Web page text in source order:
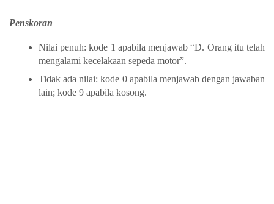
Penskoran
Nilai penuh: kode 1 apabila menjawab “D. Orang itu telah
mengalami kecelakaan sepeda motor”.
Tidak ada nilai: kode 0 apabila menjawab dengan jawaban
lain; kode 9 apabila kosong.